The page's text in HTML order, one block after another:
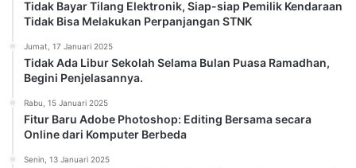
Tidak Bayar Tilang Elektronik, Siap-siap Pemilik Kendaraan
Tidak Bisa Melakukan Perpanjangan STNK
Jumat, 17 Januari 2025
Tidak Ada Libur Sekolah Selama Bulan Puasa Ramadhan,
Begini Penjelasannya.
Rabu, 15 Januari 2025
Fitur Baru Adobe Photoshop: Editing Bersama secara
Online dari Komputer Berbeda
Senin, 13 Januari 2025